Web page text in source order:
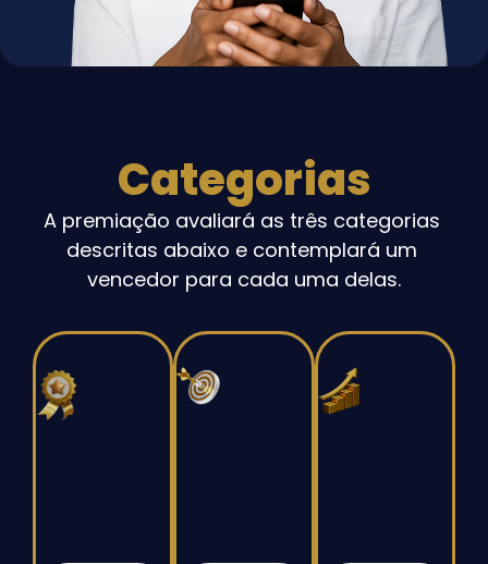
Categorias
A premiação avaliará as três categorias
descritas abaixo e contemplará um
vencedor para cada uma delas.